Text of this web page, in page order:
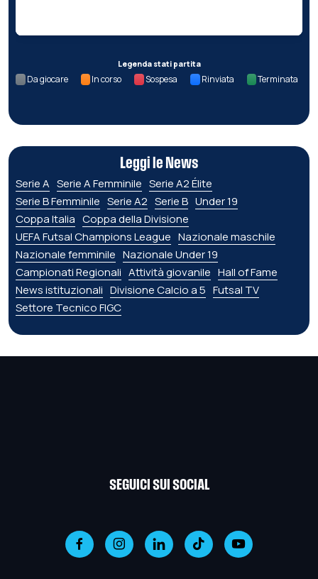
Legenda stati partita
Da giocare In corso Sospesa Rinviata Terminata
Leggi le News
Serie A Serie A Femminile Serie A2 Élite
Serie B Femminile Serie A2 Serie B Under 19
Coppa Italia Coppa della Divisione
UEFA Futsal Champions League Nazionale maschile
Nazionale femminile Nazionale Under 19
Campionati Regionali Attività giovanile Hall of Fame
News istituzionali Divisione Calcio a 5 Futsal TV
Settore Tecnico FIGC
SEGUICI SUI SOCIAL